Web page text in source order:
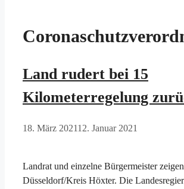
Land rudert bei 15
Kilometerregelung
18. März 202112. Januar 2021
Landrat und einzelne Bürgermeister
Düsseldorf/Kreis Höxter. Die